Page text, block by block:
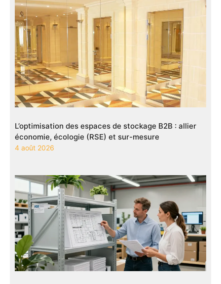
L’optimisation des espaces de stockage B2B : allier
économie, écologie (RSE) et sur-mesure
4 août 2026